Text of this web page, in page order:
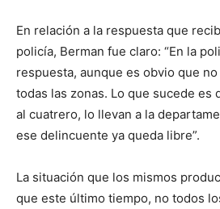
En relación a la respuesta que
policía, Berman fue claro: “En la
respuesta, aunque es obvio que
todas las zonas. Lo que sucede es
al cuatrero, lo llevan a la
ese delincuente ya queda libre”.
La situación que los mismos
que este último tiempo, no todos